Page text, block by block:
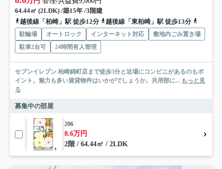
64.44㎡ (2LDK) /築15年 /3階建
越後線「柏崎」駅 徒歩12分
越後線「東柏崎」駅 徒歩13分
駐輪場 オートロック インターネット対応
敷地内ごみ置き場
駐車2台可
24時間有人管理
セブンイレブン 柏崎錦町店まで徒歩3分と近場にコンビニがあるのもポ
イント。魅力も多い賃貸物件はいかがでしょうか。共用部に... もっと見
る
募集中の部屋
206
8.6万円
2階 / 64.44㎡ / 2LDK